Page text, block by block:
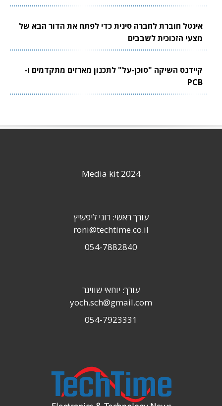
אינטל חוברת לחברה סינית כדי לפתח את הדור הבא של
מצעי הזכוכית לשבבים
קיידנס השיקה "סוכן-על" לתכנון מארזים מתקדמים ו-
PCB
Media kit 2024
עורך ראשי: רוני ליפשיץ
roni@techtime.co.il
054-7882840
עורך: יוחאי שוויגר
yoch.sch@gmail.com
054-7923331